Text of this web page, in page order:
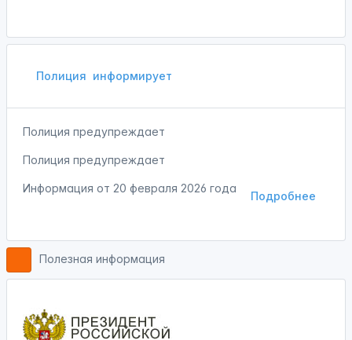
Полиция информирует
Полиция предупреждает
Полиция предупреждает
Подробнее
Информация от 20 февраля 2026 года
Полезная информация